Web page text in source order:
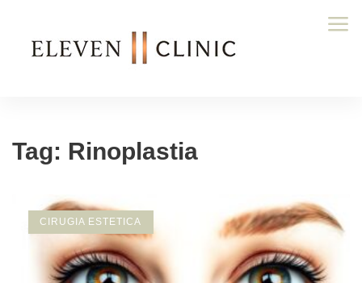
Tag: Rinoplastia
CIRUGIA ESTETICA